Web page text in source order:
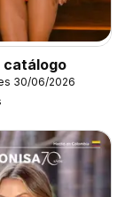
30/06/2026